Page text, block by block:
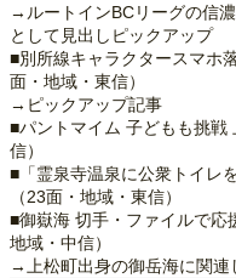
→ルートインBCリーグの信
として見出しピックアップ
■別所線キャラクタースマホ
面・地域・東信）
→ピックアップ記事
■パントマイム 子どもも挑戦
信）
■「霊泉寺温泉に公衆トイレ
（23面・地域・東信）
■御嶽海 切手・ファイルで応
地域・中信）
→上松町出身の御岳海に関連